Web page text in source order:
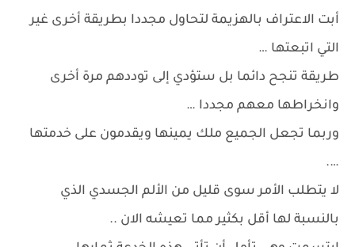
أبت الاعتراف بالهزيمة لتحاول مجددا بطريقة أخرى غير
التي اتبعتها …
طريقة تنجح دائما بل ستؤدي إلى توددهم مرة أخرى
وانخراطها معهم مجددا …
وربما تجعل الجميع ملك يمينها ويقدمون على خدمتها
….
لا يتطلب الأمر سوى قليل من الألم الجسدي الذي
بالنسبة لها أقل بكثير مما تعيشه الان ..